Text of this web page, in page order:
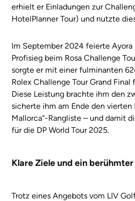
erhielt er Einladungen zur
HotelPlanner Tour) und nutzte
Im September 2024 feierte Ayora
Profisieg beim Rosa Challenge
sorgte er mit einer fulminanten
Rolex Challenge Tour Grand Final
Diese Leistung brachte ihm den
sicherte ihm am Ende den vierten
Mallorca“-Rangliste – und damit
für die DP World Tour 2025.
Klare Ziele und ein
Trotz eines Angebots vom LIV